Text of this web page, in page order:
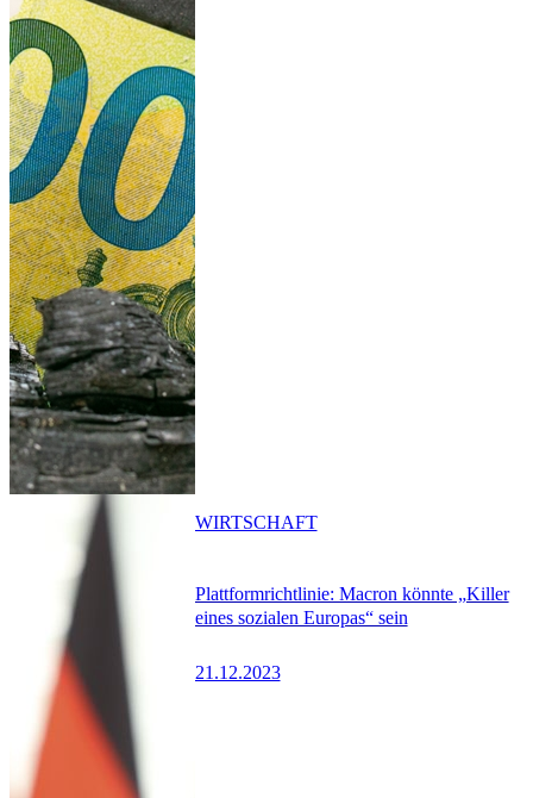
Plattformrichtlinie: Macron könnte „Killer
eines sozialen Europas“ sein
21.12.2023
WIRTSCHAFT